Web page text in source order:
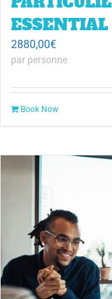
2880,00€
par personne
Book Now